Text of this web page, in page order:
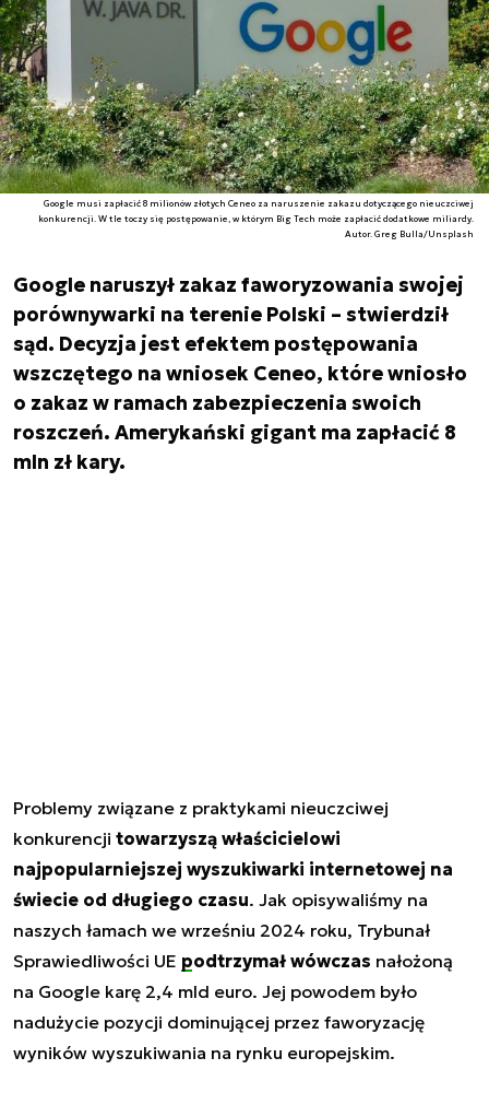
Google musi zapłacić 8 milionów złotych Ceneo za naruszenie zakazu dotyczącego nieuczciwej
konkurencji. W tle toczy się postępowanie, w którym Big Tech może zapłacić dodatkowe miliardy.
Autor. Greg Bulla/Unsplash
Google naruszył zakaz faworyzowania swojej
porównywarki na terenie Polski – stwierdził
sąd. Decyzja jest efektem postępowania
wszczętego na wniosek Ceneo, które wniosło
o zakaz w ramach zabezpieczenia swoich
roszczeń. Amerykański gigant ma zapłacić 8
mln zł kary.
Problemy związane z praktykami nieuczciwej
konkurencji towarzyszą właścicielowi
najpopularniejszej wyszukiwarki internetowej na
świecie od długiego czasu. Jak opisywaliśmy na
naszych łamach we wrześniu 2024 roku, Trybunał
Sprawiedliwości UE podtrzymał wówczas nałożoną
na Google karę 2,4 mld euro. Jej powodem było
nadużycie pozycji dominującej przez faworyzację
wyników wyszukiwania na rynku europejskim.